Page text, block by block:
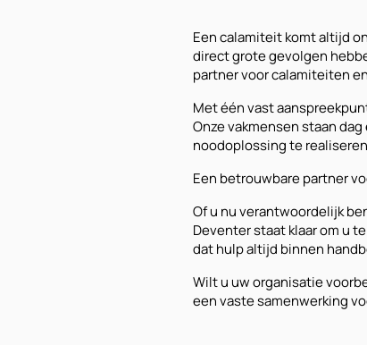
Een calamiteit komt altijd
direct grote gevolgen
partner voor calamiteiten
Met één vast
Onze vakmensen staan
noodoplossing te
Een betrouwbare partner
Of u nu verantwoordelijk
Deventer staat klaar om u
dat hulp altijd binnen
Wilt u uw organisatie
een vaste samenwerking